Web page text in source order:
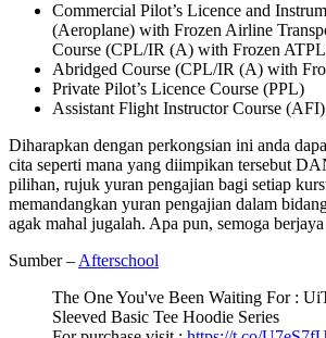
Commercial Pilot’s Licence and
(Aeroplane) with Frozen Airline
Course (CPL/IR (A) with Frozen
Abridged Course (CPL/IR (A) with
Private Pilot’s Licence Course (PPL)
Assistant Flight Instructor Course (AFI)
Diharapkan dengan perkongsian ini anda
cita seperti mana yang diimpikan tersebut
pilihan, rujuk yuran pengajian bagi setiap
memandangkan yuran pengajian dalam
agak mahal jugalah. Apa pun, semoga
Sumber – Afterschool
The One You've Been Waiting For :
Sleeved Basic Tee Hoodie Series